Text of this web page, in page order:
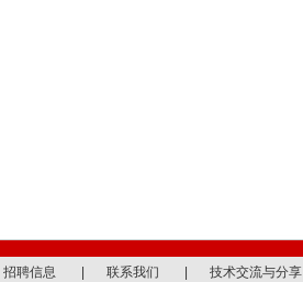
招聘信息 联系我们 技术交流与分享